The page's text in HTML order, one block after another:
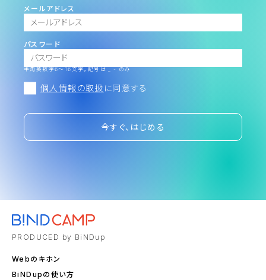
メールアドレス
パスワード
半角英数字6～16文字。記号は _ - のみ
個人情報の取扱 に同意する
今すぐ、はじめる
PRODUCED by BiNDup
Webのキホン
BiNDupの使い方